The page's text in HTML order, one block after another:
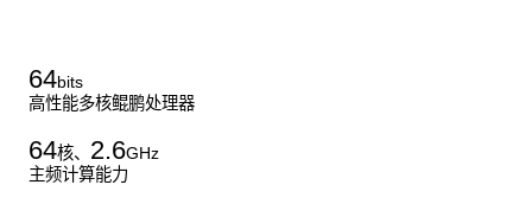
64bits
高性能多核鲲鹏处理器
64核、 2.6GHz
主频计算能力